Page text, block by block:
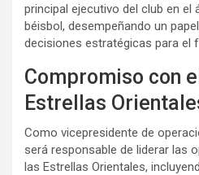
principal ejecutivo del club en el
béisbol, desempeñando un
decisiones estratégicas para el
Compromiso con
Estrellas
Como vicepresidente de
será responsable de liderar las
las Estrellas Orientales,